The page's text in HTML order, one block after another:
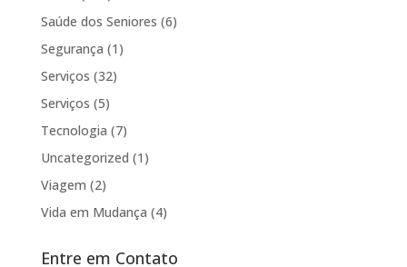
Saúde dos Seniores (6)
Segurança (1)
Serviços (32)
Serviços (5)
Tecnologia (7)
Uncategorized (1)
Viagem (2)
Vida em Mudança (4)
Entre em Contato